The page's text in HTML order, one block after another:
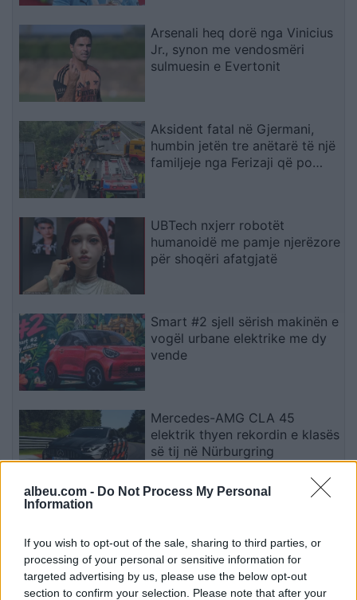
albeu.com - Do Not Process My Personal
Information
If you wish to opt-out of the sale, sharing to third parties, or
processing of your personal or sensitive information for
targeted advertising by us, please use the below opt-out
section to confirm your selection. Please note that after your
Arsenali heq dorë nga Vinicius
Jr., synon me vendosmëri
sulmuesin e Evertonit
Aksident fatal në Gjermani,
humbin jetën tre anëtarë të një
familjeje nga Ferizaji që po
UBTech nxjerr robotët
humanoidë me pamje njerëzore
për shoqëri afatgjatë
Smart #2 sjell sërish makinën e
vogël urbane elektrike me dy
vende
Mercedes-AMG CLA 45
elektrik thyen rekordin e klasës
së tij në Nürburgring
në motin hapësinor dhe Tokë